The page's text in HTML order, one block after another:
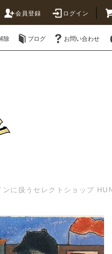
会員登録 ログイン
除 ブログ お問い合わせ
に扱うセレクトショップ